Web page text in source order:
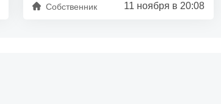
Собственник 11 ноября в 20:08